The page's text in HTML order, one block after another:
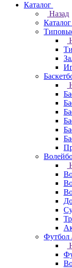
Каталог
Назад
Каталог
Футбол